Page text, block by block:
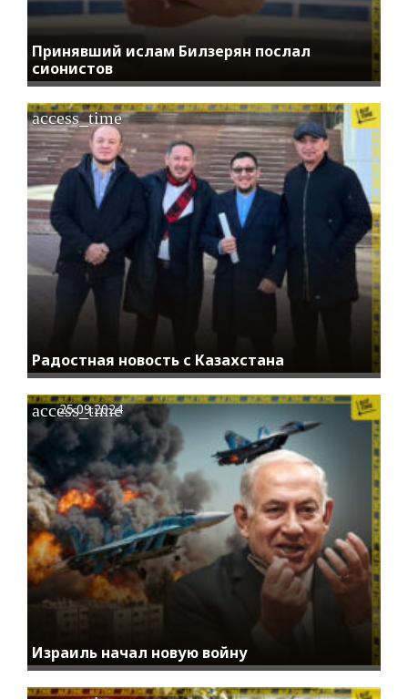
Принявший ислам Билзерян послал
сионистов
Радостная новость с Казахстана
access_time
Израиль начал новую войну
access_time
25.09.2024